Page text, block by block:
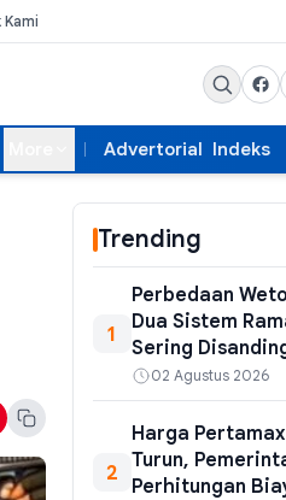
Kami
Advertorial Indeks
Trending
1
Perbedaan
Dua Sistem
Sering
02 Agustus 2026
2
Harga
Turun,
Perhitungan